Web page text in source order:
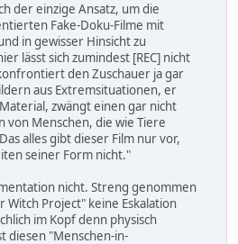
der einzige Ansatz, um die
Fake-Doku-Filme mit
in gewisser Hinsicht zu
lässt sich zumindest [REC] nicht
den Zuschauer ja gar
aus Extremsituationen, er
zwängt einen gar nicht
von Menschen, die wie Tiere
alles gibt dieser Film nur vor,
seiner Form nicht."
nicht. Streng genommen
Witch Project" keine Eskalation
im Kopf denn physisch
diesen "Menschen-in-